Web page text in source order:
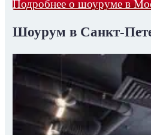
Подробнее о шоуруме в
Шоурум в Санкт-